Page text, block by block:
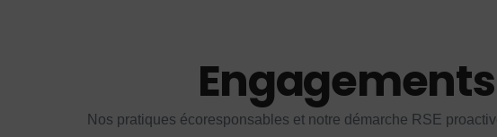
Engagements
Nos pratiques écoresponsables et notre démarche RSE